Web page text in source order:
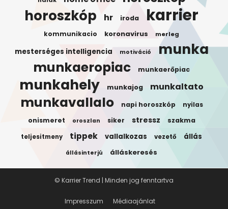
horoszkóp hr iroda karrier
kommunikacio koronavirus merleg
mesterséges intelligencia motiváció munka
munkaeropiac munkaerőpiac
munkahely munkajog munkaltato
munkavallalo napi horoszkóp nyilas
onismeret oroszlan siker stressz szakma
teljesitmeny tippek vallalkozas vezető állás
állásinterjú álláskeresés
Impresszum Médiaajánlat
© Karrier Trend | Minden jog fenntartva